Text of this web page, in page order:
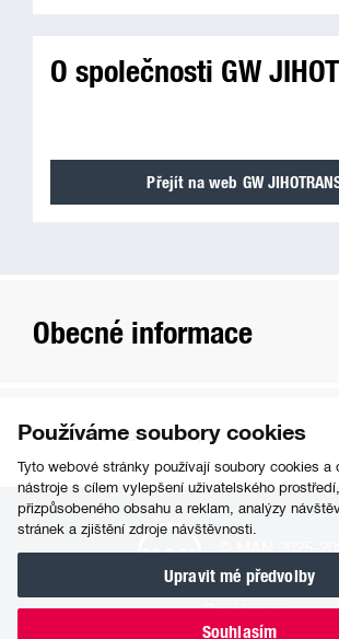
Používáme soubory cookies
Tyto webové stránky používají soubory cookies a
nástroje s cílem vylepšení uživatelského
přizpůsobeného obsahu a reklam, analýzy
stránek a zjištění zdroje návštěvnosti.
Souhlasím
Upravit mé předvolby
O společnosti GW
Přejít na web GW
Obecné informace
Ochrana osobních údajů
GW JIHOTRANS a.s. je servisním partnerem MAN
Republic s.r.o.
Tvorba www